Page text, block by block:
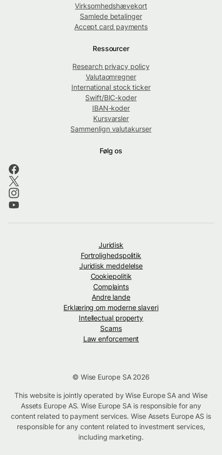
Virksomhedshævekort
Samlede betalinger
Accept card payments
Ressourcer
Research privacy policy
Valutaomregner
International stock ticker
Swift/BIC-koder
IBAN-koder
Kursvarsler
Sammenlign valutakurser
Følg os
Juridisk
Fortrolighedspolitik
Juridisk meddelelse
Cookiepolitik
Complaints
Andre lande
Erklæring om moderne slaveri
Intellectual property
Scams
Law enforcement
© Wise Europe SA 2026
This website is jointly operated by Wise Europe SA and Wise
Assets Europe AS. Wise Europe SA is responsible for any
content related to payment services. Wise Assets Europe AS is
responsible for any content related to investment services,
including marketing.